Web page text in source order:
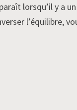
lorsqu’il y a
l’équilibre,